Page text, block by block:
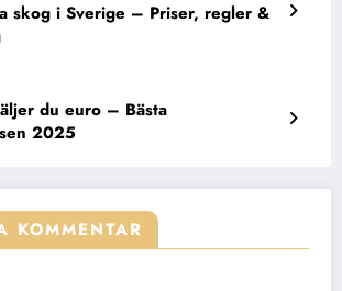
skog i Sverige – Priser, regler &
du euro – Bästa
2025
KOMMENTAR